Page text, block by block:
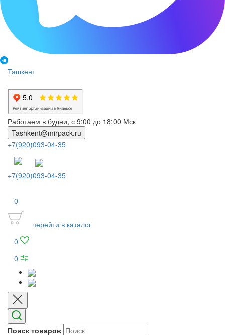
Ташкент
Работаем в будни, с 9:00 до 18:00 Мск
Tashkent@mirpack.ru
+7(920)093-04-35
+7(920)093-04-35
0
перейти в каталог
0
0
Поиск товаров